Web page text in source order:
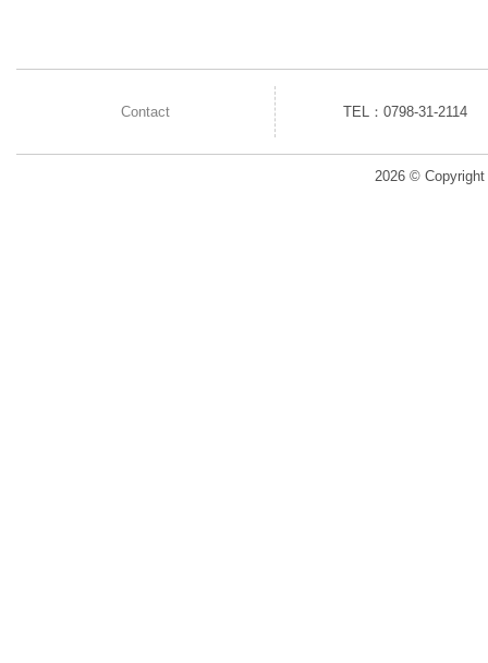
Contact TEL：0798-31-2114
2026 ©